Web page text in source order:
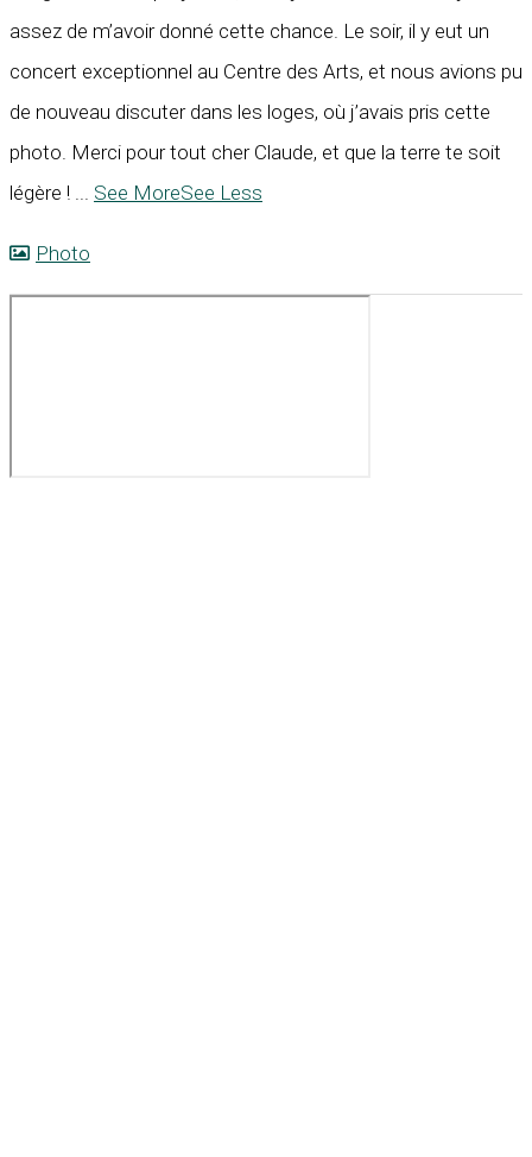
assez de m’avoir donné cette chance. Le soir, il y eut un
concert exceptionnel au Centre des Arts, et nous avions pu
de nouveau discuter dans les loges, où j’avais pris cette
photo. Merci pour tout cher Claude, et que la terre te soit
légère ! ... See MoreSee Less
Photo